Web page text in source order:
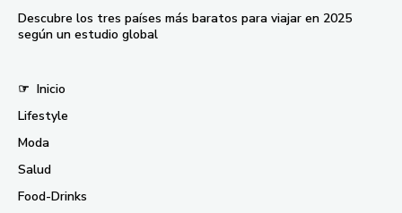
Descubre los tres países más baratos para viajar en 2025
según un estudio global
☞ Inicio
Lifestyle
Moda
Salud
Food-Drinks